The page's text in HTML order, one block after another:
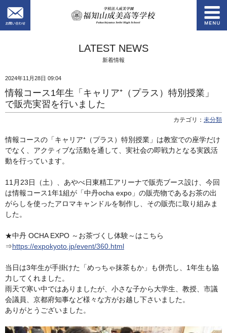
学校法人成美学
LATEST NEWS
新着情報
2024年11月28日 09:04
情報コース1年生「キャリア⁺（プラス）特別授業」
で販売実習を行いました
カテゴリ： 未分類
情報コースの「キャリア⁺（プラス）特別授業」は教室での座学だけ
でなく、アクティブな活動を通して、実社会の即戦力となる実践活
動を行っています。
11月23日（土）、あやべ日東精工アリーナで販売ブース設け、今回
は情報コース1年1組が「中丹ocha expo」の販売物であるお茶の出
がらしを使ったアロマキャンドルを制作し、その販売に取り組みま
した。
★中丹 OCHA EXPO ～お茶づくし体験～はこちら
⇒https://expokyoto.jp/event/360.html
当日は3年生が手掛けた「めっちゃ抹茶もか」も併売し、1年生も協
力してくれました。
雨天で寒い中ではありましたが、小さな子から大学生、教授、市議
会議員、京都府知事など様々な方がお越し下さいました。
ありがとうございました。